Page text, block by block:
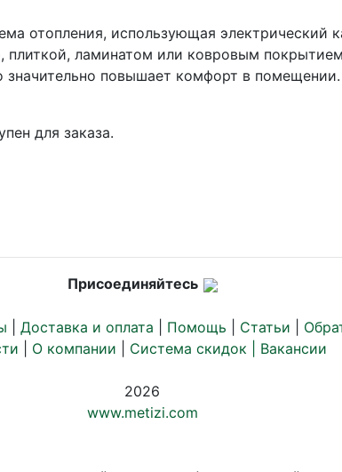
отопления, использующая электрический
ламинатом или ковровым
значительно повышает комфорт в помещении.
для заказа.
Присоединяйтесь
Доставка и оплата Помощь Статьи
О компании Система скидок | Вакансии
2026
www.metizi.com